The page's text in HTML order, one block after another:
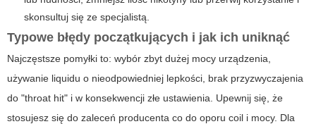
skonsultuj się ze specjalistą.
Typowe błędy początkujących i jak ich uniknąć
Najczęstsze pomyłki to: wybór zbyt dużej mocy urządzenia,
używanie liquidu o nieodpowiedniej lepkości, brak przyzwyczajenia
do "throat hit" i w konsekwencji złe ustawienia. Upewnij się, że
stosujesz się do zaleceń producenta co do oporu coil i mocy. Dla